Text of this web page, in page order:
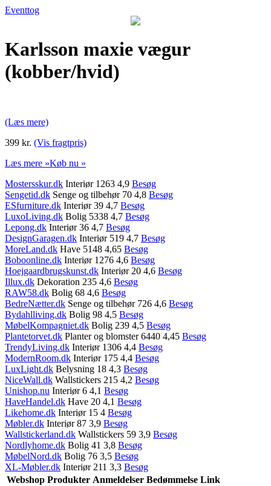
Eventtog
Karlsson maxie vægur
(kobber/hvid)
(Læs mere)
399 kr. (Vis fragtpris)
Læs mere »Køb nu »
Mostersskur.dk Interiør 1263 4,9 Besøg
Sengetid.dk Senge og tilbehør 70 4,8 Besøg
ESfurniture.dk Interiør 39 4,7 Besøg
LuxoLiving.dk Bolig 5338 4,7 Besøg
Lepong.dk Interiør 36 4,7 Besøg
DesignGaragen.dk Interiør 519 4,7 Besøg
MoreLand.dk Have 5148 4,65 Besøg
Boboonline.dk Interiør 1276 4,6 Besøg
Hoejgaardbrugskunst.dk Interiør 20 4,6 Besøg
Illux.dk Dekoration 235 4,6 Besøg
RAW58.dk Bolig 68 4,6 Besøg
BedreNætter.dk Senge og tilbehør 726 4,6 Besøg
Bydahlliving.dk Bolig 98 4,5 Besøg
MøbelKompagniet.dk Bolig 239 4,5 Besøg
Plantetorvet.dk Planter og blomster 6440 4,45 Besøg
TrendyLiving.dk Interiør 1306 4,4 Besøg
ModernRoom.dk Interiør 175 4,4 Besøg
LuxLight.dk Belysning 18 4,3 Besøg
NiceWall.dk Wallstickers 215 4,2 Besøg
Unishop.nu Interiør 6 4,1 Besøg
HaveHandel.dk Have 20 4,1 Besøg
Likehome.dk Interiør 15 4 Besøg
Møbler.dk Interiør 87 3,9 Besøg
Wallstickerland.dk Wallstickers 59 3,9 Besøg
Nordlyhome.dk Bolig 41 3,8 Besøg
MøbelNord.dk Bolig 76 3,5 Besøg
XL-Møbler.dk Interiør 211 3,3 Besøg
Webshop Produkter Anmeldelser Bedømmelse Link